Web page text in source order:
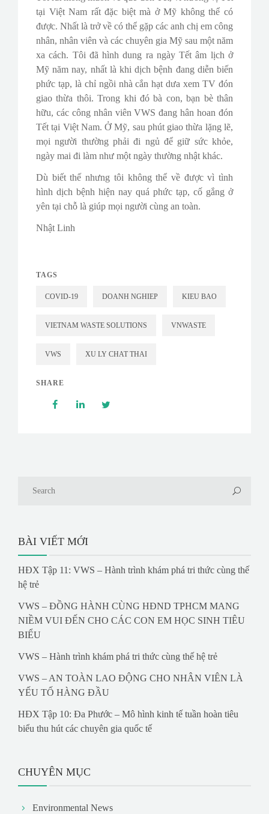
tại Việt Nam rất đặc biệt mà ở Mỹ không thể có
được. Nhất là trở về có thể gặp các anh chị em công
nhân, nhân viên và các chuyên gia Mỹ sau một năm
xa cách. Tôi đã hình dung ra ngày Tết âm lịch ở
Mỹ năm nay, nhất là khi dịch bệnh đang diễn biến
phức tạp, là chỉ ngồi nhà cắn hạt dưa xem TV đón
giao thừa thôi. Trong khi đó bà con, bạn bè thân
hữu, các công nhân viên VWS đang hân hoan đón
Tết tại Việt Nam. Ở Mỹ, sau phút giao thừa lặng lẽ,
mọi người thường phải đi ngủ để giữ sức khỏe,
ngày mai đi làm như một ngày thường nhật khác.
Dù biết thế nhưng tôi không thể về được vì tình
hình dịch bệnh hiện nay quá phức tạp, cố gắng ở
yên tại chỗ là giúp mọi người cùng an toàn.
Nhật Linh
TAGS
COVID-19 DOANH NGHIEP KIEU BAO
VIETNAM WASTE SOLUTIONS VNWASTE
VWS XU LY CHAT THAI
SHARE
BÀI VIẾT MỚI
HĐX Tập 11: VWS – Hành trình khám phá tri thức cùng thế
hệ trẻ
VWS – ĐỒNG HÀNH CÙNG HĐND TPHCM MANG
NIỀM VUI ĐẾN CHO CÁC CON EM HỌC SINH TIÊU
BIỂU
VWS – Hành trình khám phá tri thức cùng thế hệ trẻ
VWS – AN TOÀN LAO ĐỘNG CHO NHÂN VIÊN LÀ
YẾU TỐ HÀNG ĐẦU
HĐX Tập 10: Đa Phước – Mô hình kinh tế tuần hoàn tiêu
biểu thu hút các chuyên gia quốc tế
CHUYÊN MỤC
Environmental News